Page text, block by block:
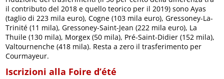
il contributo del 2018 e quello teorico per il 2019) sono Ayas
(taglio di 223 mila euro), Cogne (103 mila euro), Gressoney-La-
Trinité (11 mila), Gressoney-Saint-Jean (222 mila euro), La
Thuile (130 mila), Morgex (50 mila), Pré-Saint-Didier (152 mila),
Valtournenche (418 mila). Resta a zero il trasferimento per
Courmayeur.
Iscrizioni alla Foire d’été